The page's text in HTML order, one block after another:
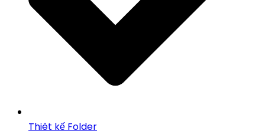
Thiêt kế Folder